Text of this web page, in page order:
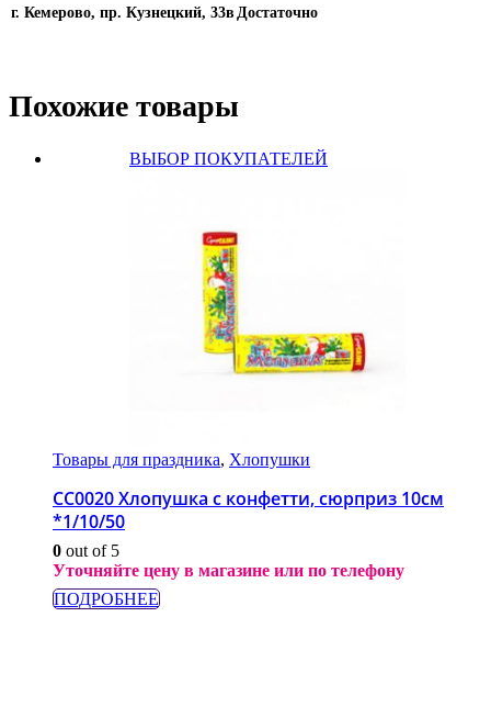
г. Кемерово, пр. Кузнецкий, 33в Достаточно
Похожие товары
ВЫБОР ПОКУПАТЕЛЕЙ
Товары для праздника, Хлопушки
СС0020 Хлопушка с конфетти, сюрприз 10см
*1/10/50
0 out of 5
Уточняйте цену в магазине или по телефону
ПОДРОБНЕЕ